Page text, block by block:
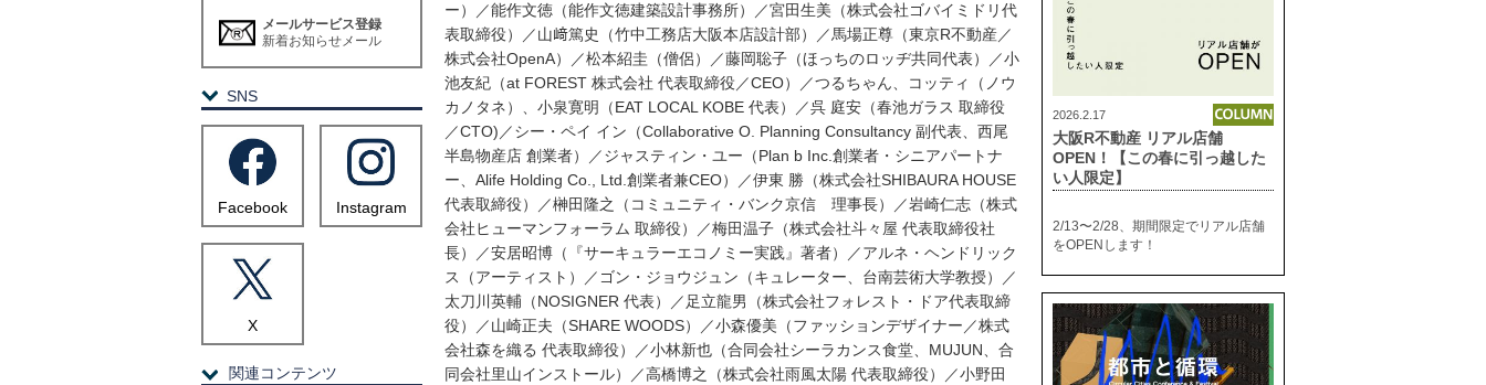
ー）／能作文徳（能作文徳建築設計事務所）／宮田生美（株式会社ゴバイミドリ代
表取締役）／山﨑篤史（竹中工務店大阪本店設計部）／馬場正尊（東京R不動産／
株式会社OpenA）／松本紹圭（僧侶）／藤岡聡子（ほっちのロッヂ共同代表）／小
池友紀（at FOREST 株式会社 代表取締役／CEO）／つるちゃん、コッティ（ノウ
カノタネ）、小泉寛明（EAT LOCAL KOBE 代表）／呉 庭安（春池ガラス 取締役
／CTO)／シー・ペイ イン（Collaborative O. Planning Consultancy 副代表、西尾
半島物産店 創業者）／ジャスティン・ユー（Plan b Inc.創業者・シニアパートナ
ー、Alife Holding Co., Ltd.創業者兼CEO）／伊東 勝（株式会社SHIBAURA HOUSE
代表取締役）／榊󠄀田隆之（コミュニティ・バンク京信 理事長）／岩崎仁志（株式
会社ヒューマンフォーラム 取締役）／梅田温子（株式会社斗々屋 代表取締役社
長）／安居昭博（『サーキュラーエコノミー実践』著者）／アルネ・ヘンドリック
ス（アーティスト）／ゴン・ジョウジュン（キュレーター、台南芸術大学教授）／
太刀川英輔（NOSIGNER 代表）／足立龍男（株式会社フォレスト・ドア代表取締
役）／山崎正夫（SHARE WOODS）／小森優美（ファッションデザイナー／株式
会社森を織る 代表取締役）／小林新也（合同会社シーラカンス食堂、MUJUN、合
同会社里山インストール）／高橋博之（株式会社雨風太陽 代表取締役）／小野田
2026.2.17
大阪R不動産 リアル店舗
OPEN！【この春に引っ越した
い人限定】
2/13〜2/28、期間限定でリアル店舗
をOPENします！
メールサービス登録
新着お知らせメール
SNS
Facebook Instagram
X
関連コンテンツ